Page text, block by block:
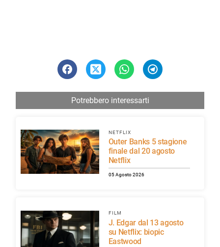
Potrebbero interessarti
NETFLIX
Outer Banks 5 stagione
finale dal 20 agosto
Netflix
05 Agosto 2026
FILM
J. Edgar dal 13 agosto
su Netflix: biopic
Eastwood